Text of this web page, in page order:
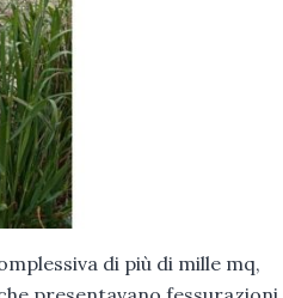
di più di mille mq,